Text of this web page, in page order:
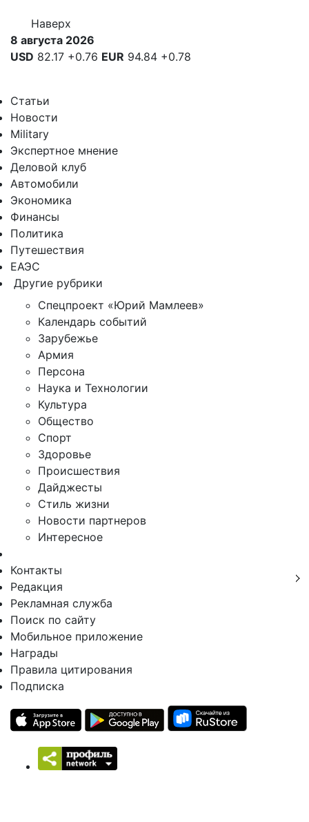
Наверх
8 августа 2026
USD 82.17 +0.76 EUR 94.84 +0.78
Статьи
Новости
Military
Экспертное мнение
Деловой клуб
Автомобили
Экономика
Финансы
Политика
Путешествия
ЕАЭС
Другие рубрики
Спецпроект «Юрий Мамлеев»
Календарь событий
Зарубежье
Армия
Персона
Наука и Технологии
Культура
Общество
Спорт
Здоровье
Происшествия
Дайджесты
Стиль жизни
Новости партнеров
Интересное
Контакты
Редакция
Рекламная служба
Поиск по сайту
Мобильное приложение
Награды
Правила цитирования
Подписка